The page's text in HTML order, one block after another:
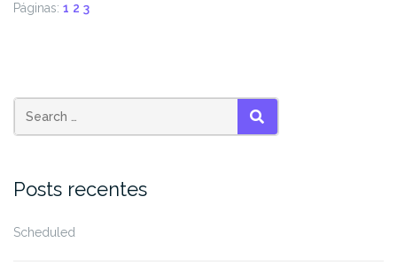
Páginas: 1 2 3
Search
for:
SEARCH
Posts recentes
Scheduled